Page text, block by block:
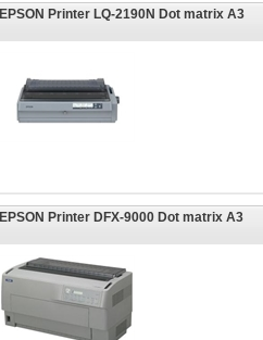
EPSON Printer LQ-2190N Dot matrix A3
EPSON Printer DFX-9000 Dot matrix A3